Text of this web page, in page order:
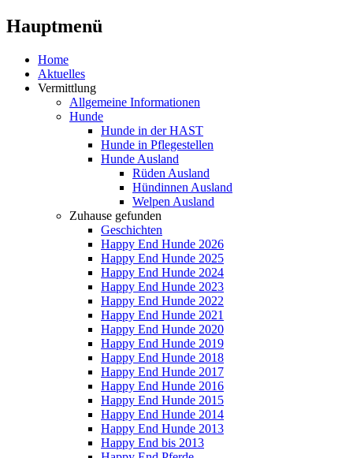
Hauptmenü
Home
Aktuelles
Vermittlung
Allgemeine Informationen
Hunde
Hunde in der HAST
Hunde in Pflegestellen
Hunde Ausland
Rüden Ausland
Hündinnen Ausland
Welpen Ausland
Zuhause gefunden
Geschichten
Happy End Hunde 2026
Happy End Hunde 2025
Happy End Hunde 2024
Happy End Hunde 2023
Happy End Hunde 2022
Happy End Hunde 2021
Happy End Hunde 2020
Happy End Hunde 2019
Happy End Hunde 2018
Happy End Hunde 2017
Happy End Hunde 2016
Happy End Hunde 2015
Happy End Hunde 2014
Happy End Hunde 2013
Happy End bis 2013